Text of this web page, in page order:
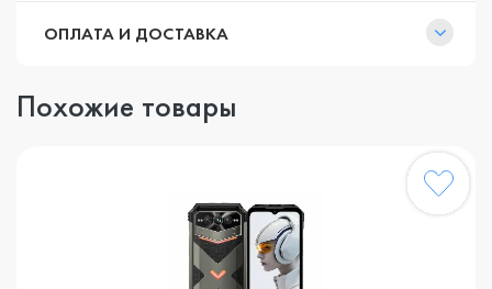
ОПЛАТА И ДОСТАВКА
Похожие товары